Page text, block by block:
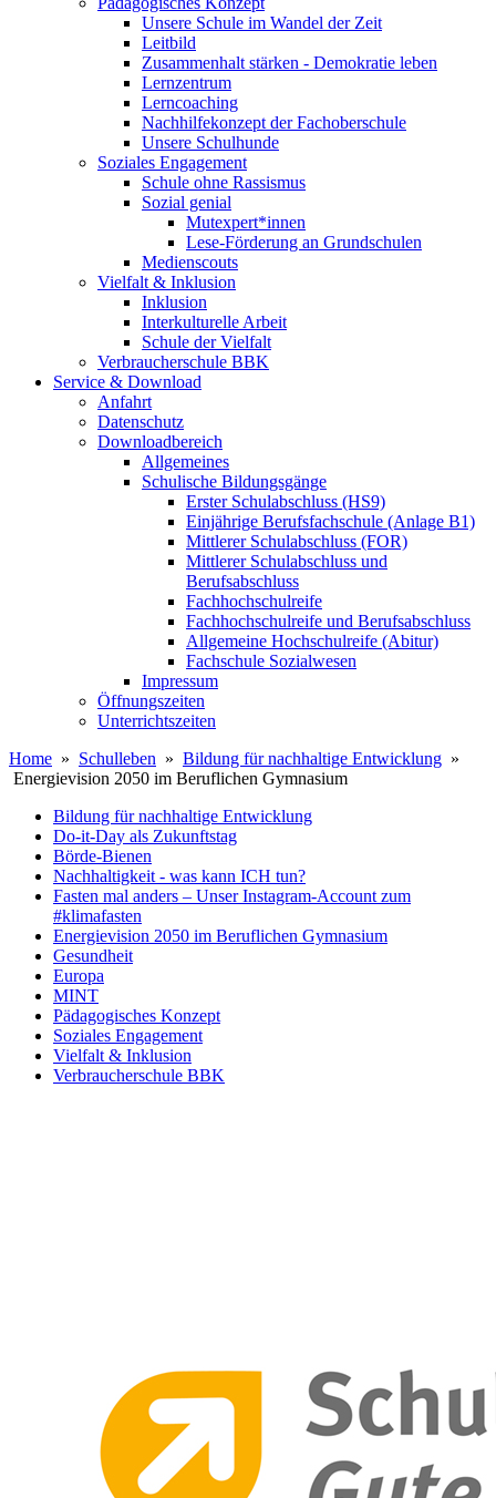
Unsere Schule im Wandel der Zeit
Leitbild
Zusammenhalt stärken - Demokratie leben
Lernzentrum
Lerncoaching
Nachhilfekonzept der Fachoberschule
Unsere Schulhunde
Soziales Engagement
Schule ohne Rassismus
Sozial genial
Mutexpert*innen
Lese-Förderung an Grundschulen
Medienscouts
Vielfalt & Inklusion
Inklusion
Interkulturelle Arbeit
Schule der Vielfalt
Verbraucherschule BBK
Service & Download
Anfahrt
Datenschutz
Downloadbereich
Allgemeines
Schulische Bildungsgänge
Erster Schulabschluss (HS9)
Einjährige Berufsfachschule (Anlage B1)
Mittlerer Schulabschluss (FOR)
Mittlerer Schulabschluss und
Berufsabschluss
Fachhochschulreife
Fachhochschulreife und Berufsabschluss
Allgemeine Hochschulreife (Abitur)
Fachschule Sozialwesen
Impressum
Öffnungszeiten
Unterrichtszeiten
Home » Schulleben » Bildung für nachhaltige Entwicklung »
Energievision 2050 im Beruflichen Gymnasium
Bildung für nachhaltige Entwicklung
Do-it-Day als Zukunftstag
Börde-Bienen
Nachhaltigkeit - was kann ICH tun?
Fasten mal anders – Unser Instagram-Account zum
#klimafasten
Energievision 2050 im Beruflichen Gymnasium
Gesundheit
Europa
MINT
Pädagogisches Konzept
Soziales Engagement
Vielfalt & Inklusion
Verbraucherschule BBK